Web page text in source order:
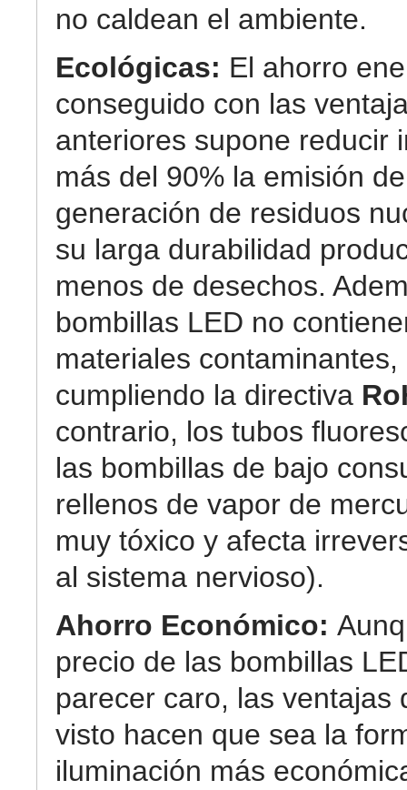
no caldean el ambiente.
Ecológicas: El ahorro
conseguido con las
anteriores supone reducir
más del 90% la emisión
generación de residuos
su larga durabilidad
menos de desechos.
bombillas LED no
materiales contaminantes,
cumpliendo la directiva
contrario, los tubos
las bombillas de bajo
rellenos de vapor de
muy tóxico y afecta
al sistema nervioso).
Ahorro Económico:
precio de las bombillas
parecer caro, las ventajas
visto hacen que sea la
iluminación más